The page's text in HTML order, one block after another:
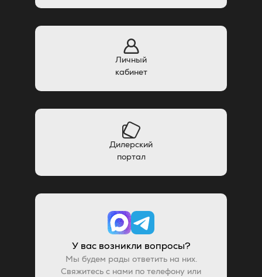
Личный
кабинет
Дилерский
портал
У вас возникли вопросы?
Мы будем рады ответить на них.
Свяжитесь с нами по телефону или